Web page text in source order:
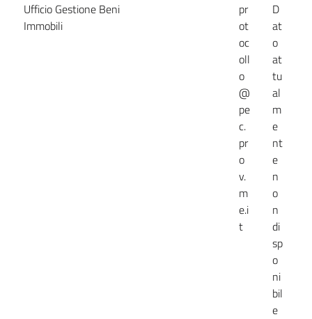
Ufficio Gestione Beni
Immobili
pr
ot
oc
oll
o
@
pe
c.
pr
o
v.
m
e.i
t
D
at
o
at
tu
al
m
e
nt
e
n
o
n
di
sp
o
ni
bil
e